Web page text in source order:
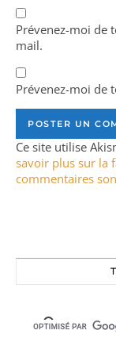
Prévenez-moi de
mail.
Prévenez-moi de
Ce site utilise
savoir plus sur la
commentaires